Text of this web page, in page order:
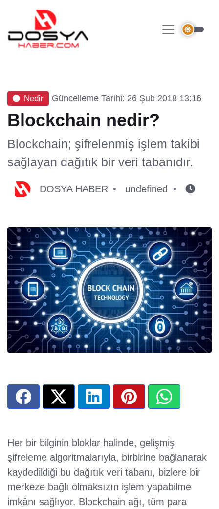
Nedir Güncelleme Tarihi: 26 Şub 2018 13:16
Blockchain nedir?
Blockchain; şifrelenmiş işlem takibi
sağlayan dağıtık bir veri tabanıdır.
DOSYA HABER undefined
Her bir bilginin bloklar halinde, gelişmiş
şifreleme algoritmalarıyla, birbirine bağlanarak
kaydedildiği bu dağıtık veri tabanı, bizlere bir
merkeze bağlı olmaksızın işlem yapabilme
imkânı sağlıyor. Blockchain ağı, tüm para